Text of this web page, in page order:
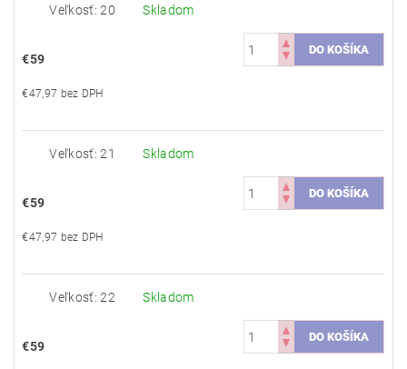
Veľkosť: 20 Skladom
€59
€47,97 bez DPH
Veľkosť: 21 Skladom
€59
€47,97 bez DPH
Veľkosť: 22 Skladom
€59